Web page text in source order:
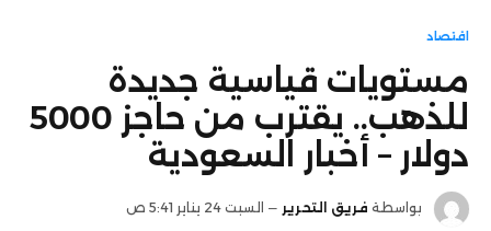
اقتصاد
مستويات قياسية جديدة
للذهب.. يقترب من حاجز 5000
دولار – أخبار السعودية
بواسطة فريق التحرير
السبت 24 يناير 5:41 ص